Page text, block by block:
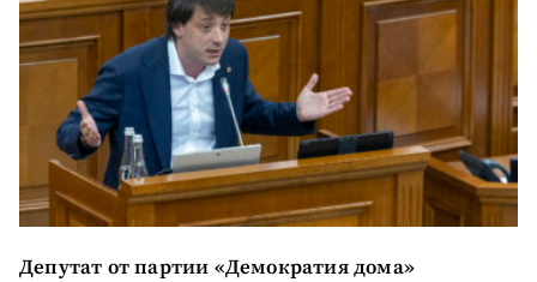
Отправить
информацию
О ZDG
în Română in English
Депутат от партии «Демократия дома»